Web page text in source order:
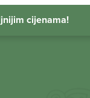
cijenama!